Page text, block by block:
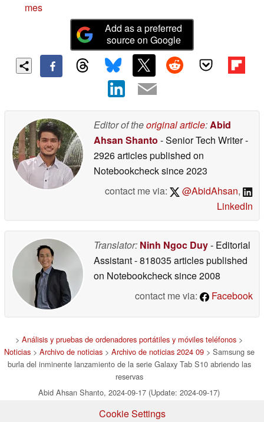
mes
Add as a preferred
source on Google
Editor of theoriginal article:Abid
Ahsan Shanto - Senior Tech Writer-
2926 articles published on
Notebookchecksince 2023
contact me via:
@AbidAhsan,
LinkedIn
Translator: Ninh Ngoc Duy- Editorial
Assistant- 818035 articles published
on Notebookchecksince 2008
contact me via:
Facebook
> Análisis y pruebas de ordenadores portátiles y móviles teléfonos >
Noticias> Archivo de noticias> Archivo de noticias 2024 09> Samsung se
burla del inminente lanzamiento de la serie Galaxy Tab S10 abriendo las
reservas
Abid Ahsan Shanto, 2024-09-17 (Update: 2024-09-17)
Cookie Settings